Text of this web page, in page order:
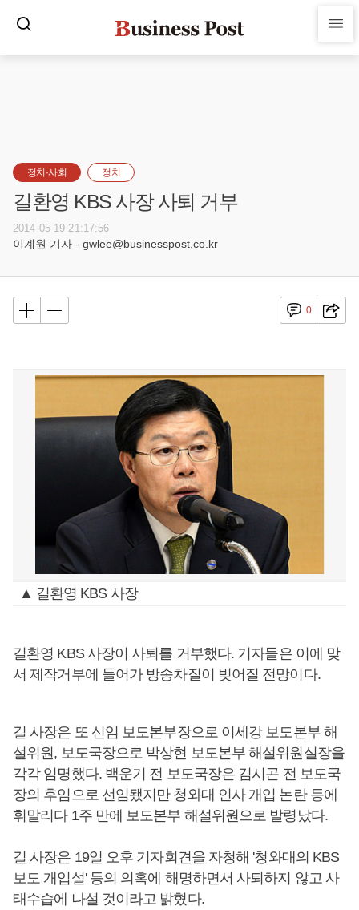
정치·사회 정치
길환영 KBS 사장 사퇴 거부
2014-05-19 21:17:56
이계원 기자 - gwlee@businesspost.co.kr
0
▲ 길환영 KBS 사장
길환영 KBS 사장이 사퇴를 거부했다. 기자들은 이에 맞
서 제작거부에 들어가 방송차질이 빚어질 전망이다.
길 사장은 또 신임 보도본부장으로 이세강 보도본부 해
설위원, 보도국장으로 박상현 보도본부 해설위원실장을
각각 임명했다. 백운기 전 보도국장은 김시곤 전 보도국
장의 후임으로 선임됐지만 청와대 인사 개입 논란 등에
휘말리다 1주 만에 보도본부 해설위원으로 발령났다.
길 사장은 19일 오후 기자회견을 자청해 '청와대의 KBS
보도 개입설' 등의 의혹에 해명하면서 사퇴하지 않고 사
태수습에 나설 것이라고 밝혔다.